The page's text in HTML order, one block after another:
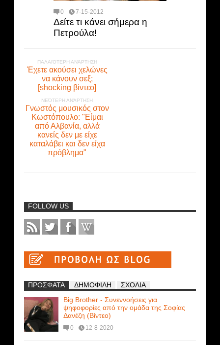
0 7-15-2012
Δείτε τι κάνει σήμερα η
Πετρούλα!
ΠΑΛΑΙΌΤΕΡΗ ΑΝΆΡΤΗΣΗ
Έχετε ακούσει χελώνες
να κάνουν σεξ;
[shocking βίντεο]
ΝΕΌΤΕΡΗ ΑΝΆΡΤΗΣΗ
Γνωστός μουσικός στον
Κωστόπουλο: "Είμαι
από Αλβανία, αλλά
κανείς δεν με είχε
καταλάβει και δεν είχα
πρόβλημα"
FOLLOW US
ΠΡΟΣΦΑΤΑ ΔΗΜΟΦΙΛΗ
ΣΧΟΛΙΑ
Big Brother - Συνεννοήσεις για
ψηφοφορίες από την ομάδα της Σοφίας
Δανέζη (Βίντεο)
0 12-8-2020